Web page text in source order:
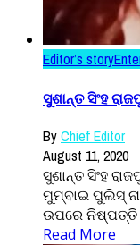
Editor’s story
ସୁଶାନ୍ତ ସିଂହ
ByChief Editor
August 11, 2020
ସୁଶାନ୍ତ ସିଂହ
ମୁମ୍ବାଇ ପୁଲିସ୍
ଉପରେ ନିଷ୍ପତ୍ତି
Read More